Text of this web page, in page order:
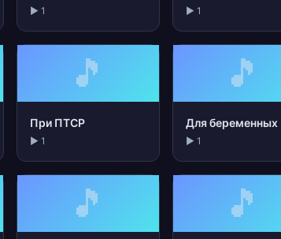
▶ 1 ▶ 1
🎵
При ПТСР
▶ 1
🎵
Для беременных
▶ 1
🎵 🎵